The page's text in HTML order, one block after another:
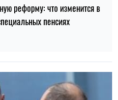
реформу: что изменится в
пенсиях